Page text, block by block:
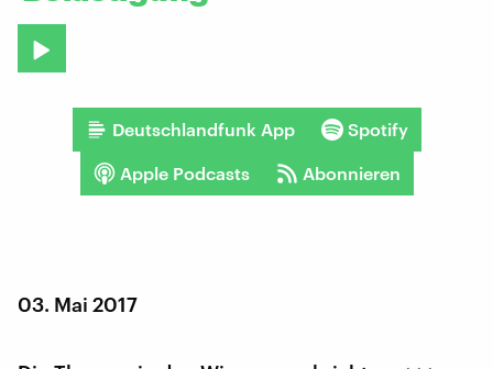
Deutschlandfunk App Spotify
Apple Podcasts Abonnieren
03. Mai 2017